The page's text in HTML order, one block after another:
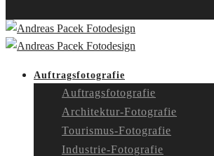
Auftragsfotografie
Auftragsfotografie
Architektur-Fotografie
Tourismus-Fotografie
Industrie-Fotografie